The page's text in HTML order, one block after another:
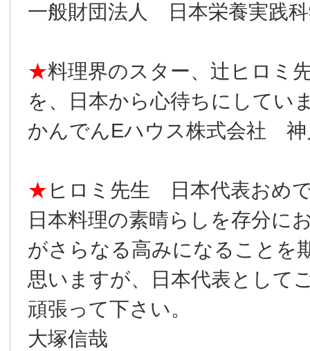
一般財団法人 日本栄養実践
★料理界のスター、辻ヒロミ
を、日本から心待ちにしてい
かんでんEハウス株式会社
★ ヒロミ先生 日本代表おめ
日本料理の素晴らしを存分に
がさらなる高みになることを
思いますが、日本代表として
頑張って下さい。
大塚信哉